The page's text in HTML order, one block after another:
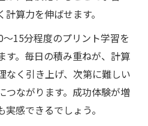
算力を伸ばせます。
15分程度のプリント学習を
す。毎日の積み重ねが、計算
なく引き上げ、次第に難しい
つながります。成功体験が増
感できるでしょう。